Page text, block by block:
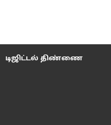
டிஜிட்டல் திண்ணை